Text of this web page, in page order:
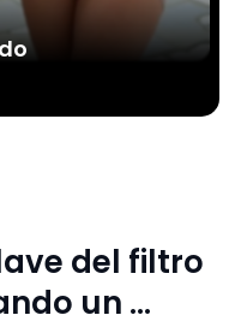
del filtro
un ...